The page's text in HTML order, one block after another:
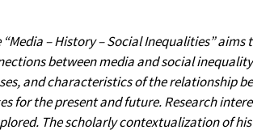
“Media – History – Social Inequalities”
between media and social
and characteristics of the relationship
for the present and future. Research
The scholarly contextualization of